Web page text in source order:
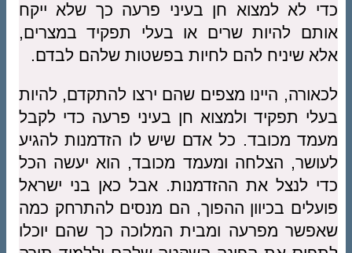
כדי לא למצוא חן בעיני פרעה כך שלא ייקח
אותם להיות שרים או בעלי תפקיד במצרים,
אלא שיניח להם לחיות בפשטות שלהם לבדם.
לכאורה, היינו מצפים שהם ירצו להתקדם, להיות
בעלי תפקיד ולמצוא חן בעיני פרעה כדי לקבל
מעמד מכובד. כל אדם שיש לו הזדמנות להגיע
לעושר, הצלחה ומעמד מכובד, הוא יעשה הכל
כדי לנצל את ההזדמנות. אבל כאן בני ישראל
פועלים בכיוון ההפוך, הם מנסים להתרחק כמה
שאפשר מפרעה ומבית המלוכה כך שהם יוכלו